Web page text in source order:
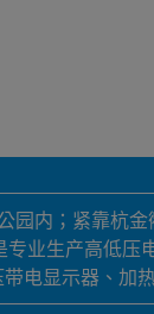
内；紧靠杭
业生产高低
电显示器、加